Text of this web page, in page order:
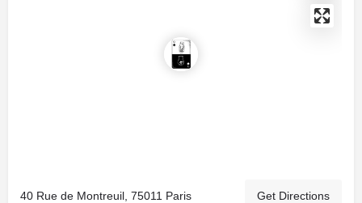
40 Rue de Montreuil, 75011 Paris Get Directions